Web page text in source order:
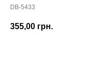
DB-5433
355,00 грн.